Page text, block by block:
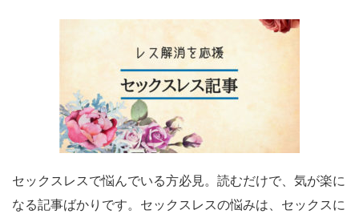
セックスレスで悩んでいる方必見。読むだけで、気が楽に
なる記事ばかりです。セックスレスの悩みは、セックスに